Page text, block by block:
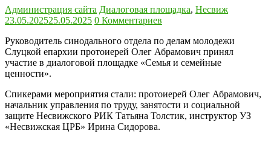
Администрация сайта Диалоговая площадка, Несвиж
23.05.202525.05.2025 0 Комментариев
Руководитель синодального отдела по делам молодежи
Слуцкой епархии протоиерей Олег Абрамович принял
участие в диалоговой площадке «Семья и семейные
ценности».
Спикерами мероприятия стали: протоиерей Олег Абрамович,
начальник управления по труду, занятости и социальной
защите Несвижского РИК Татьяна Толстик, инструктор УЗ
«Несвижская ЦРБ» Ирина Сидорова.